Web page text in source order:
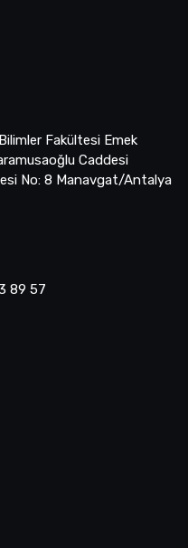
Fakültesi Emek
Caddesi
No: 8 Manavgat/Antalya
89 57